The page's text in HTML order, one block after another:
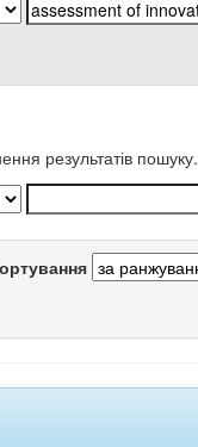
результатів пошуку.